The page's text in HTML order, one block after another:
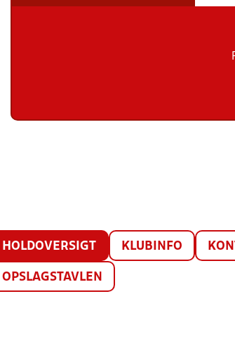
HOLDOVERSIGT KLUBINFO
OPSLAGSTAVLEN